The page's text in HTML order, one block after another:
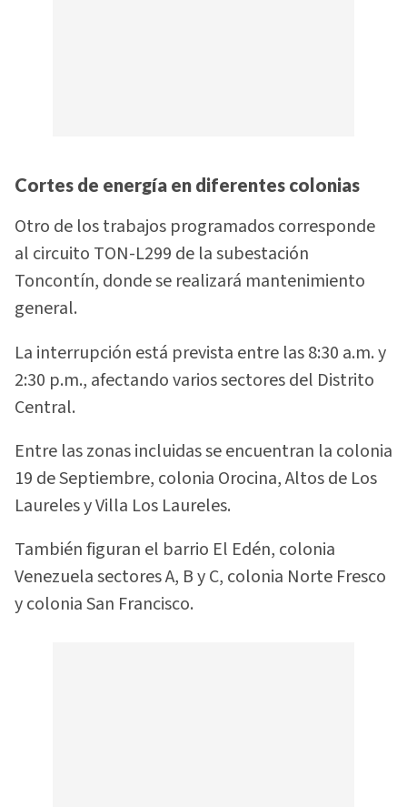
Cortes de energía en diferentes colonias
Otro de los trabajos programados corresponde
al circuito TON-L299 de la subestación
Toncontín, donde se realizará mantenimiento
general.
La interrupción está prevista entre las 8:30 a.m. y
2:30 p.m., afectando varios sectores del Distrito
Central.
Entre las zonas incluidas se encuentran la colonia
19 de Septiembre, colonia Orocina, Altos de Los
Laureles y Villa Los Laureles.
También figuran el barrio El Edén, colonia
Venezuela sectores A, B y C, colonia Norte Fresco
y colonia San Francisco.